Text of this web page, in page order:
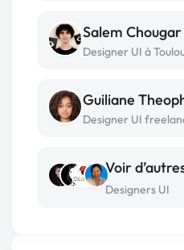
Salem Chougar
Designer UI à
Guiliane
Designer UI
Voir
Designers UI